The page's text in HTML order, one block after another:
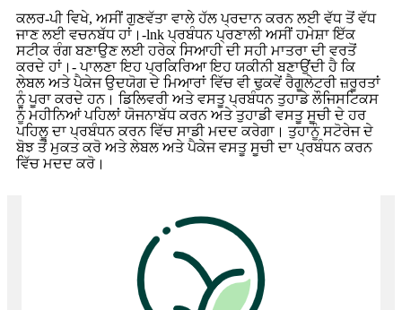
ਕਲਰ-ਪੀ ਵਿਖੇ, ਅਸੀਂ ਗੁਣਵੱਤਾ ਵਾਲੇ ਹੱਲ ਪ੍ਰਦਾਨ ਕਰਨ ਲਈ ਵੱਧ ਤੋਂ ਵੱਧ
ਜਾਣ ਲਈ ਵਚਨਬੱਧ ਹਾਂ।-lnk ਪ੍ਰਬੰਧਨ ਪ੍ਰਣਾਲੀ ਅਸੀਂ ਹਮੇਸ਼ਾ ਇੱਕ
ਸਟੀਕ ਰੰਗ ਬਣਾਉਣ ਲਈ ਹਰੇਕ ਸਿਆਹੀ ਦੀ ਸਹੀ ਮਾਤਰਾ ਦੀ ਵਰਤੋਂ
ਕਰਦੇ ਹਾਂ।- ਪਾਲਣਾ ਇਹ ਪ੍ਰਕਿਰਿਆ ਇਹ ਯਕੀਨੀ ਬਣਾਉਂਦੀ ਹੈ ਕਿ
ਲੇਬਲ ਅਤੇ ਪੈਕੇਜ ਉਦਯੋਗ ਦੇ ਮਿਆਰਾਂ ਵਿੱਚ ਵੀ ਢੁਕਵੇਂ ਰੈਗੂਲੇਟਰੀ ਜ਼ਰੂਰਤਾਂ
ਨੂੰ ਪੂਰਾ ਕਰਦੇ ਹਨ। ਡਿਲਿਵਰੀ ਅਤੇ ਵਸਤੂ ਪ੍ਰਬੰਧਨ ਤੁਹਾਡੇ ਲੌਜਿਸਟਿਕਸ
ਨੂੰ ਮਹੀਨਿਆਂ ਪਹਿਲਾਂ ਯੋਜਨਾਬੱਧ ਕਰਨ ਅਤੇ ਤੁਹਾਡੀ ਵਸਤੂ ਸੂਚੀ ਦੇ ਹਰ
ਪਹਿਲੂ ਦਾ ਪ੍ਰਬੰਧਨ ਕਰਨ ਵਿੱਚ ਸਾਡੀ ਮਦਦ ਕਰੇਗਾ। ਤੁਹਾਨੂੰ ਸਟੋਰੇਜ ਦੇ
ਬੋਝ ਤੋਂ ਮੁਕਤ ਕਰੋ ਅਤੇ ਲੇਬਲ ਅਤੇ ਪੈਕੇਜ ਵਸਤੂ ਸੂਚੀ ਦਾ ਪ੍ਰਬੰਧਨ ਕਰਨ
ਵਿੱਚ ਮਦਦ ਕਰੋ।